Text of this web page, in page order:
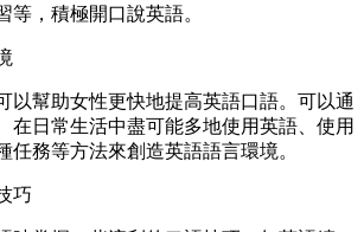
等，積極開口說英語。
以幫助女性更快地提高英語口語。可以通
在日常生活中盡可能多地使用英語、使用
任務等方法來創造英語語言環境。
巧